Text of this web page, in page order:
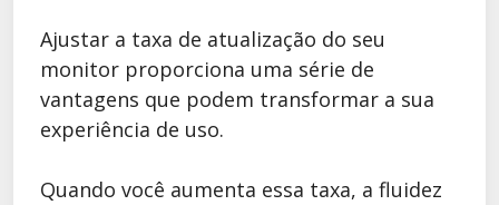
Ajustar a taxa de atualização do seu
monitor proporciona uma série de
vantagens que podem transformar a sua
experiência de uso.
Quando você aumenta essa taxa, a fluidez